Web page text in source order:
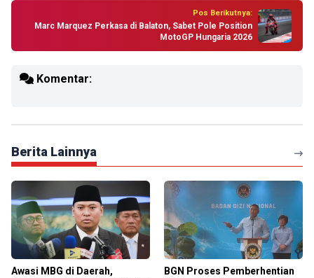
Pos Berikutnya:
Marc Marquez Perkasa di Balaton, Sabet Pole Position
MotoGP Hungaria 2026
Komentar:
Berita Lainnya
Awasi MBG di Daerah,
BGN Proses Pemberhentian